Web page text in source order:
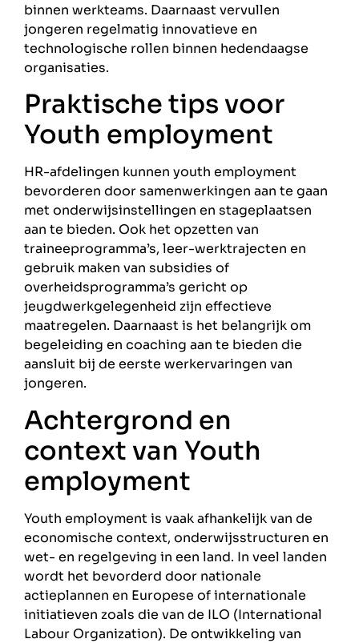
binnen werkteams. Daarnaast vervullen
jongeren regelmatig innovatieve en
technologische rollen binnen hedendaagse
organisaties.
Praktische tips voor
Youth employment
HR-afdelingen kunnen youth employment
bevorderen door samenwerkingen aan te gaan
met onderwijsinstellingen en stageplaatsen
aan te bieden. Ook het opzetten van
traineeprogramma’s, leer-werktrajecten en
gebruik maken van subsidies of
overheidsprogramma’s gericht op
jeugdwerkgelegenheid zijn effectieve
maatregelen. Daarnaast is het belangrijk om
begeleiding en coaching aan te bieden die
aansluit bij de eerste werkervaringen van
jongeren.
Achtergrond en
context van Youth
employment
Youth employment is vaak afhankelijk van de
economische context, onderwijsstructuren en
wet- en regelgeving in een land. In veel landen
wordt het bevorderd door nationale
actieplannen en Europese of internationale
initiatieven zoals die van de ILO (International
Labour Organization). De ontwikkeling van